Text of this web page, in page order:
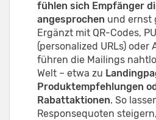
fühlen sich Empfänger
angesprochen und ernst
Ergänzt mit QR-Codes,
(personalized URLs) oder
führen die Mailings
Welt – etwa zu
Produktempfehlungen
Rabattaktionen. So
Responsequoten steigern,